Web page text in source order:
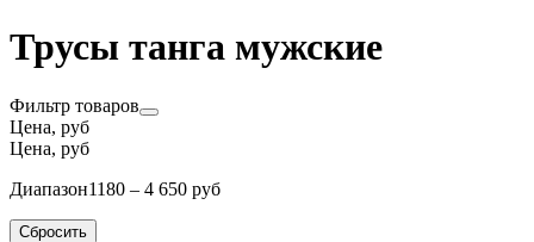
Трусы танга мужские
Фильтр товаров
Цена, руб
Цена, руб
Диапазон1180 – 4 650 руб
Сбросить